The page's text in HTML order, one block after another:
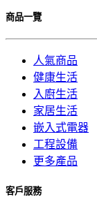
商品一覽
人氣商品
健康生活
入廚生活
家居生活
嵌入式電器
工程設備
更多產品
客戶服務